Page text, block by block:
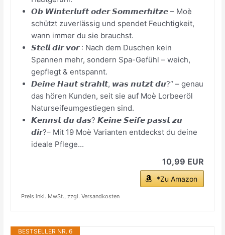
𝙊𝙗 𝙒𝙞𝙣𝙩𝙚𝙧𝙡𝙪𝙛𝙩 𝙤𝙙𝙚𝙧 𝙎𝙤𝙢𝙢𝙚𝙧𝙝𝙞𝙩𝙯𝙚 – Moè
schützt zuverlässig und spendet Feuchtigkeit,
wann immer du sie brauchst.
𝙎𝙩𝙚𝙡𝙡 𝙙𝙞𝙧 𝙫𝙤𝙧 : Nach dem Duschen kein
Spannen mehr, sondern Spa-Gefühl – weich,
gepflegt & entspannt.
𝘿𝙚𝙞𝙣𝙚 𝙃𝙖𝙪𝙩 𝙨𝙩𝙧𝙖𝙝𝙡𝙩, 𝙬𝙖𝙨 𝙣𝙪𝙩𝙯𝙩 𝙙𝙪?“ – genau
das hören Kunden, seit sie auf Moè Lorbeeröl
Naturseifeumgestiegen sind.
𝙆𝙚𝙣𝙣𝙨𝙩 𝙙𝙪 𝙙𝙖𝙨? 𝙆𝙚𝙞𝙣𝙚 𝙎𝙚𝙞𝙛𝙚 𝙥𝙖𝙨𝙨𝙩 𝙯𝙪
𝙙𝙞𝙧?– Mit 19 Moè Varianten entdeckst du deine
ideale Pflege...
10,99 EUR
*Zu Amazon
Preis inkl. MwSt., zzgl. Versandkosten
BESTSELLER NR. 6